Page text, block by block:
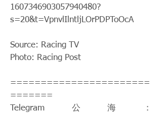
1607346903057940480?
s=20&t=VpnvlIlntljLOrPDPToOcA
Source: Racing TV
Photo: Racing Post
=======================
=======
Telegram公海：